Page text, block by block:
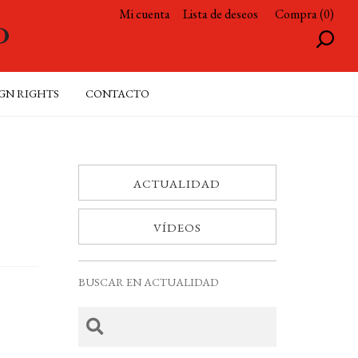
Mi cuenta Lista de deseos Compra (0)
RIGHTS CONTACTO
ACTUALIDAD
VÍDEOS
BUSCAR EN ACTUALIDAD